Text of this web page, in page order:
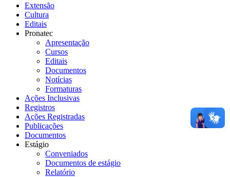
Extensão
Cultura
Editais
Pronatec
Apresentação
Cursos
Editais
Documentos
Notícias
Formaturas
Ações Inclusivas
Registros
Ações Registradas
Publicações
Documentos
Estágio
Conveniados
Documentos de estágio
Relatório